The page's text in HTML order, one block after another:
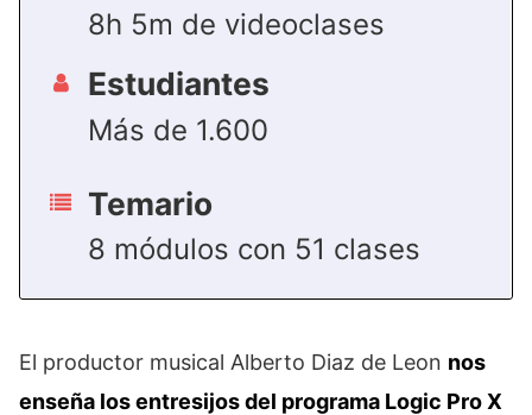
8h 5m de videoclases
Estudiantes
Más de 1.600
Temario
8 módulos con 51 clases
El productor musical Alberto Diaz de Leon nos
enseña los entresijos del programa Logic Pro X